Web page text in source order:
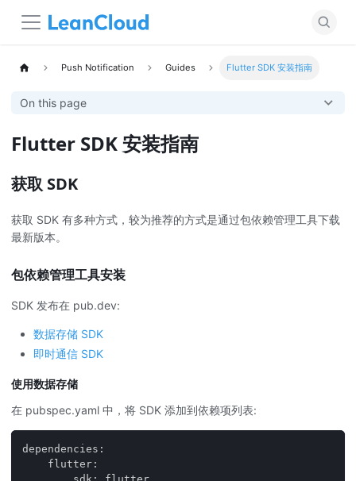
Push Notification Guides Flutter SDK 安装指南
On this page
Flutter SDK 安装指南
获取 SDK
获取 SDK 有多种方式，较为推荐的方式是通过包依赖管理工具下载
最新版本。
包依赖管理工具安装
SDK 发布在 pub.dev:
数据存储 SDK
即时通信 SDK
使用数据存储
在 pubspec.yaml 中，将 SDK 添加到依赖项列表:
dependencies:
    flutter: